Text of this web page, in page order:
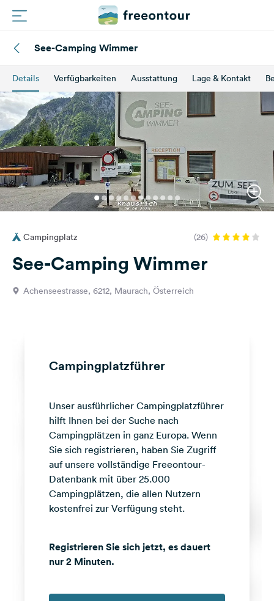
Plätze
Magazin
Partner
Registrieren
Einloggen
Fragen &
Media
Facebook
Instagram
See-Camping Wimmer
Details Verfügbarkeiten Ausstattung Lage & Kontakt
Campingplatz (26)
See-Camping Wimmer
Achenseestrasse, 6212, Maurach, Österreich
Campingplatzführer
Unser ausführlicher Campingplatzführer
hilft Ihnen bei der Suche nach
Campingplätzen in ganz Europa. Wenn
Sie sich registrieren, haben Sie Zugriff
auf unsere vollständige Freeontour-
Datenbank mit über 25.000
Campingplätzen, die allen Nutzern
kostenfrei zur Verfügung steht.
Registrieren Sie sich jetzt, es dauert
nur 2 Minuten.